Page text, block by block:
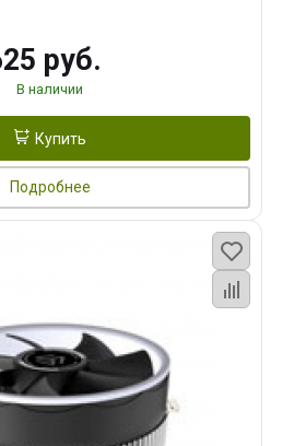
руб.
В наличии
Купить
Подробнее